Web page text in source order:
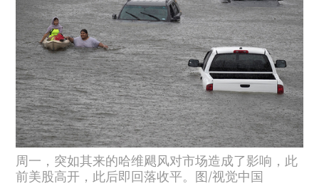
周一，突如其来的哈维飓风对市场造成了影响，此
前美股高开，此后即回落收平。图/视觉中国